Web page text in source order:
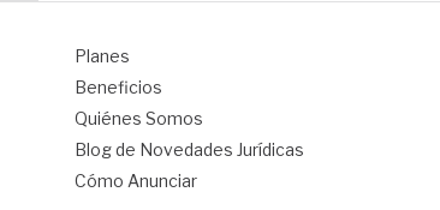
Planes
Beneficios
Quiénes Somos
Blog de Novedades Jurídicas
Cómo Anunciar